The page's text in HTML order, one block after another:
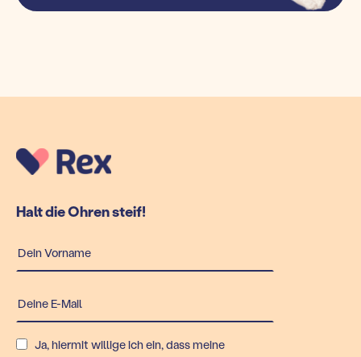
Halt die Ohren steif!
Ja, hiermit willige ich ein, dass meine